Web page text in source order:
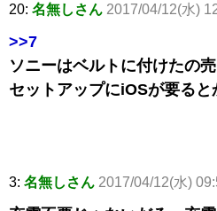
20: 名無しさん 2017/04/12(水)
>>7
ソニーはベルトに付けたの
セットアップにiOSが要る
3: 名無しさん 2017/04/12(水)